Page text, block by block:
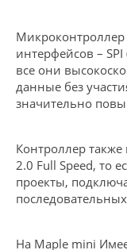
интерфейсов –
все они
данные без
значительно
Контроллер
2.0 Full Speed, то
проекты,
На Maple mini